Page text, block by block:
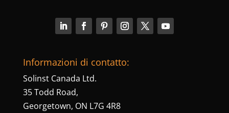
Informazioni di contatto:
Solinst Canada Ltd.
35 Todd Road,
Georgetown, ON L7G 4R8